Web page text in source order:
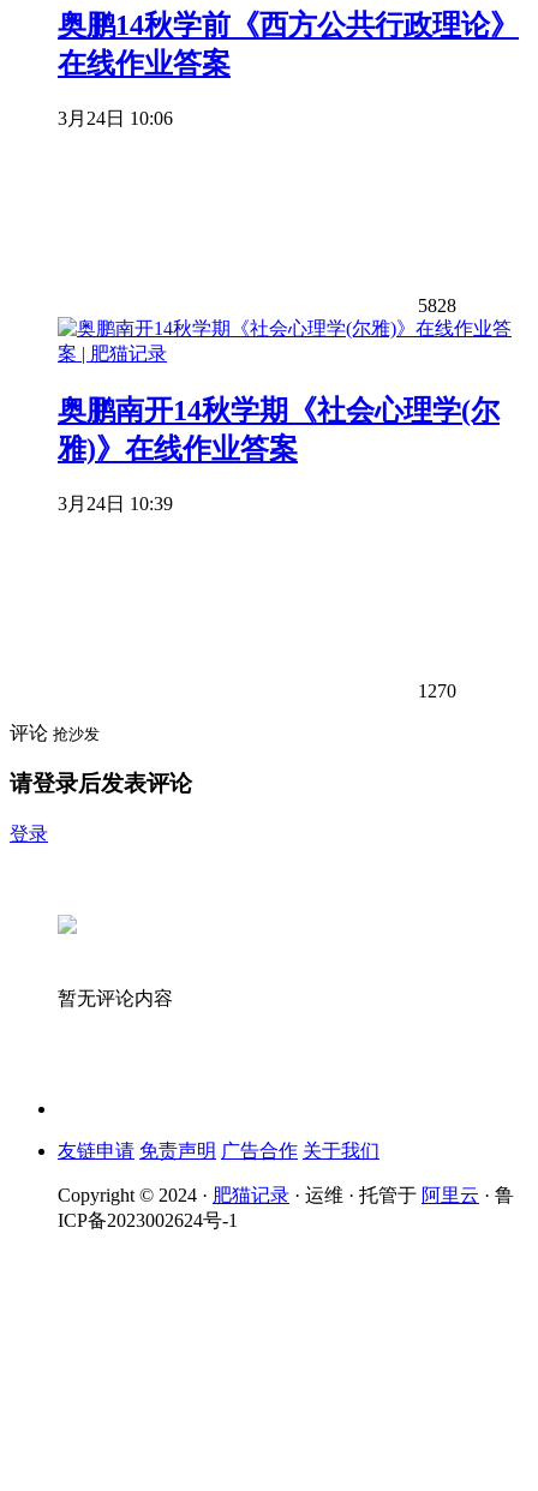
奥鹏14秋学前《西方公共行政理论》
在线作业答案
3月24日 10:06
5828
奥鹏南开14秋学期《社会心理学(尔
雅)》在线作业答案
3月24日 10:39
1270
评论 抢沙发
请登录后发表评论
登录
暂无评论内容
友链申请 免责声明 广告合作 关于我们
Copyright © 2024 · 肥猫记录 · 运维 · 托管于 阿里云 · 鲁
ICP备2023002624号-1